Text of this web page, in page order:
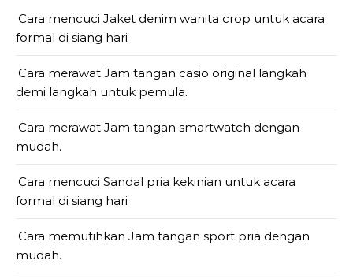
Cara mencuci Jaket denim wanita crop untuk acara
formal di siang hari
Cara merawat Jam tangan casio original langkah
demi langkah untuk pemula.
Cara merawat Jam tangan smartwatch dengan
mudah.
Cara mencuci Sandal pria kekinian untuk acara
formal di siang hari
Cara memutihkan Jam tangan sport pria dengan
mudah.